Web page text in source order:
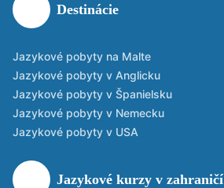
Destinácie
Jazykové pobyty na Malte
Jazykové pobyty v Anglicku
Jazykové pobyty v Španielsku
Jazykové pobyty v Nemecku
Jazykové pobyty v USA
Jazykové kurzy v zahraničí